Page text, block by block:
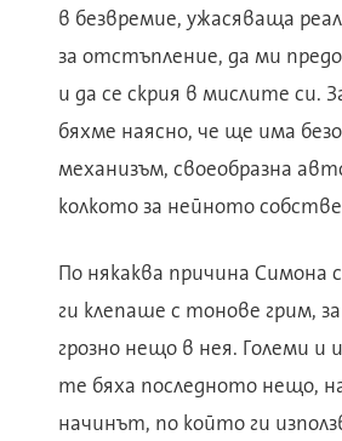
в безвремие, ужасяваща
за отстъпление, да ми
и да се скрия в мислите си.
бяхме наясно, че ще има
механизъм, своеобразна
колкото за нейното
По някаква причина Симона
ги клепаше с тонове грим,
грозно нещо в нея. Големи и
те бяха последното нещо,
начинът, по който ги